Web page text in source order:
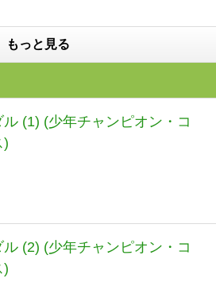
もっと見る
(1) (少年チャンピオン・コ
)
(2) (少年チャンピオン・コ
)